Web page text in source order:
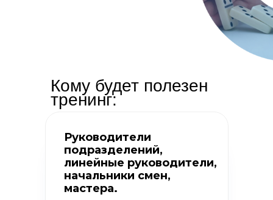
Кому будет полезен
тренинг:
Руководители
подразделений,
линейные руководители,
начальники смен,
мастера.